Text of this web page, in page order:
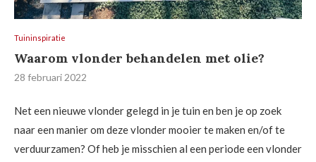
Tuininspiratie
Waarom vlonder behandelen met olie?
28 februari 2022
Net een nieuwe vlonder gelegd in je tuin en ben je op zoek
naar een manier om deze vlonder mooier te maken en/of te
verduurzamen? Of heb je misschien al een periode een vlonder